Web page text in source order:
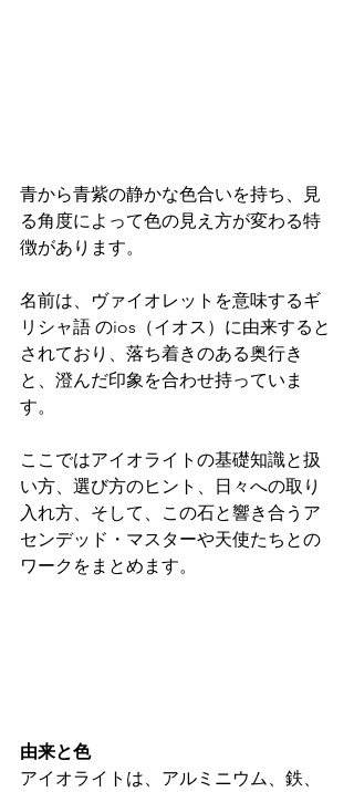
青から青紫の静かな色合いを持ち、見
る角度によって色の見え方が変わる特
徴があります。
名前は、ヴァイオレットを意味するギ
リシャ語 のios（イオス）に由来すると
されており、落ち着きのある奥行き
と、澄んだ印象を合わせ持っていま
す。
ここではアイオライトの基礎知識と扱
い方、選び方のヒント、日々への取り
入れ方、そして、この石と響き合うア
センデッド・マスターや天使たちとの
ワークをまとめます。
由来と色
アイオライトは、アルミニウム、鉄、